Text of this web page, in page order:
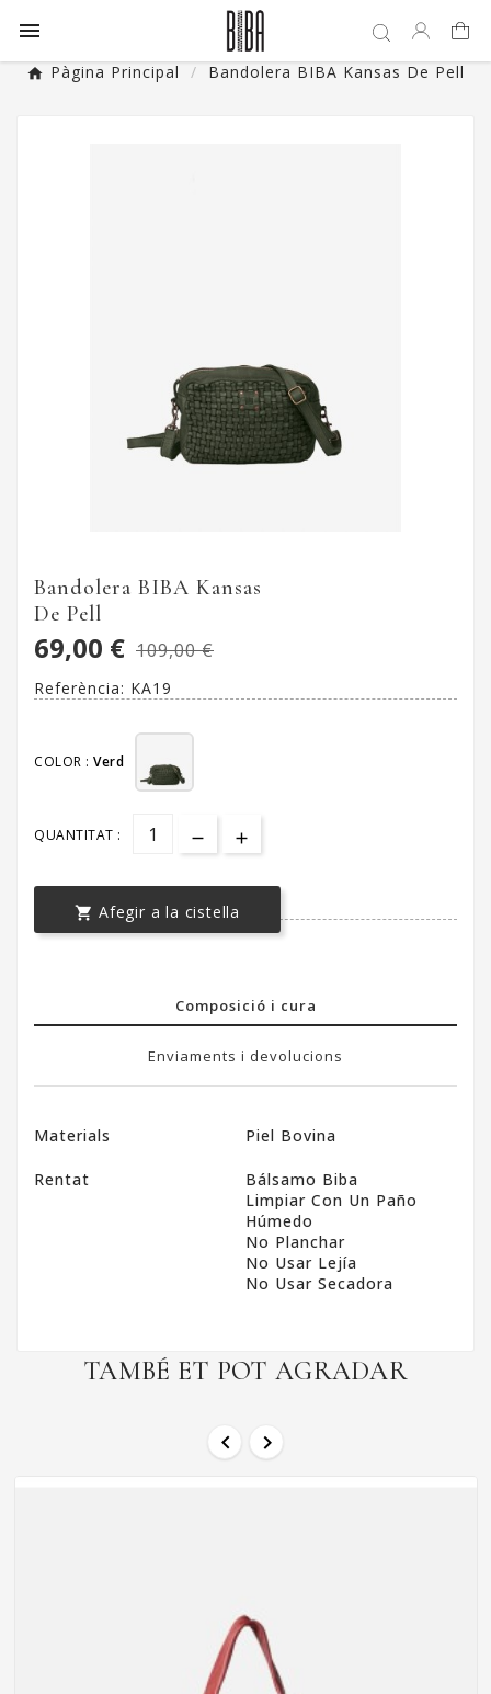

Pàgina Principal Bandolera BIBA Kansas De Pell
Bandolera BIBA Kansas
De Pell
69,00 € 109,00 €
Referència: KA19
COLOR : Verd
QUANTITAT :
 Afegir a la cistella
Composició i cura
Enviaments i devolucions
Materials Piel Bovina
Rentat
Bálsamo Biba
Limpiar Con Un Paño
Húmedo
No Planchar
No Usar Lejía
No Usar Secadora
TAMBÉ ET POT AGRADAR
 